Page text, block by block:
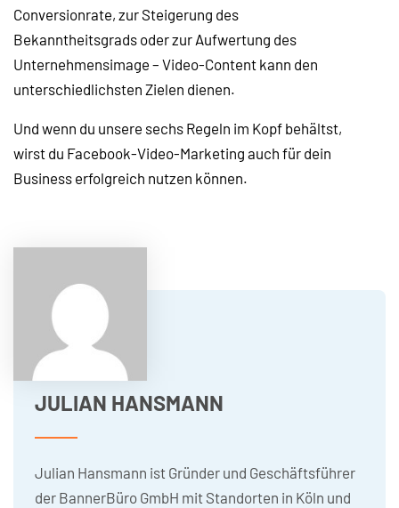
Conversionrate, zur Steigerung des
Bekanntheitsgrads oder zur Aufwertung des
Unternehmensimage – Video-Content kann den
unterschiedlichsten Zielen dienen.
Und wenn du unsere sechs Regeln im Kopf behältst,
wirst du Facebook-Video-Marketing auch für dein
Business erfolgreich nutzen können.
JULIAN HANSMANN
Julian Hansmann ist Gründer und Geschäftsführer
der BannerBüro GmbH mit Standorten in Köln und